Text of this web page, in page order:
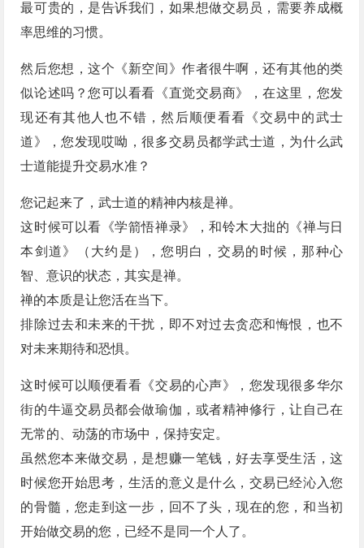
最可贵的，是告诉我们，如果想做交易员，需要养成概
率思维的习惯。
然后您想，这个《新空间》作者很牛啊，还有其他的类
似论述吗？您可以看看《直觉交易商》，在这里，您发
现还有其他人也不错，然后顺便看看《交易中的武士
道》，您发现哎呦，很多交易员都学武士道，为什么武
士道能提升交易水准？
您记起来了，武士道的精神内核是禅。
这时候可以看《学箭悟禅录》，和铃木大拙的《禅与日
本剑道》（大约是），您明白，交易的时候，那种心
智、意识的状态，其实是禅。
禅的本质是让您活在当下。
排除过去和未来的干扰，即不对过去贪恋和悔恨，也不
对未来期待和恐惧。
这时候可以顺便看看《交易的心声》，您发现很多华尔
街的牛逼交易员都会做瑜伽，或者精神修行，让自己在
无常的、动荡的市场中，保持安定。
虽然您本来做交易，是想赚一笔钱，好去享受生活，这
时候您开始思考，生活的意义是什么，交易已经沁入您
的骨髓，您走到这一步，回不了头，现在的您，和当初
开始做交易的您，已经不是同一个人了。